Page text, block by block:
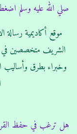
صلي الله عليه وسلم
موقع أكاديمية رسالة
الشريف متخصصين في
وخبراء بطرق وأساليب
هل ترغب في حفظ